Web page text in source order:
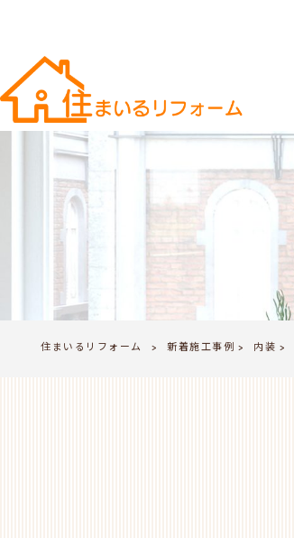
住まいるリフォーム > 新着施工事例 > 内装 >